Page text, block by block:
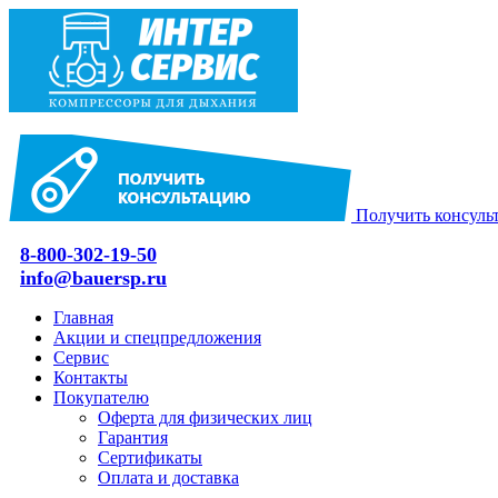
Получить
8-800-302-19-50
info@bauersp.ru
Главная
Акции и спецпредложения
Сервис
Контакты
Покупателю
Оферта для физических лиц
Гарантия
Сертификаты
Оплата и доставка